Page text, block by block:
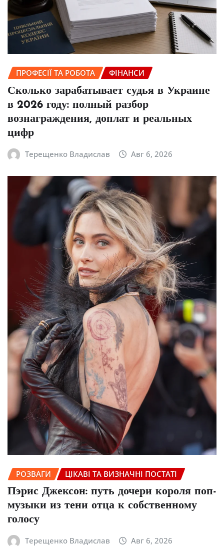
ПРОФЕСІЇ ТА РОБОТА ФІНАНСИ
Сколько зарабатывает судья в Украине
в 2026 году: полный разбор
вознаграждения, доплат и реальных
цифр
Терещенко Владислав Авг 6, 2026
РОЗВАГИ ЦІКАВІ ТА ВИЗНАЧНІ ПОСТАТІ
Пэрис Джексон: путь дочери короля поп-
музыки из тени отца к собственному
голосу
Терещенко Владислав Авг 6, 2026